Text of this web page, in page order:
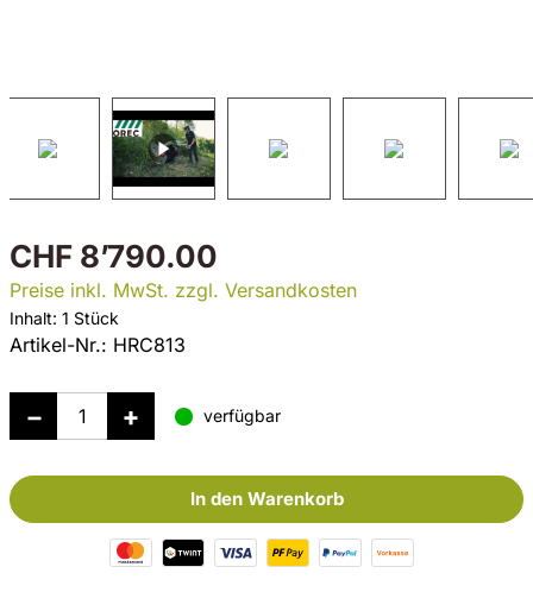
CHF 8’790.00
Preise inkl. MwSt. zzgl. Versandkosten
Inhalt: 1 Stück
Artikel-Nr.: HRC813
verfügbar
In den Warenkorb